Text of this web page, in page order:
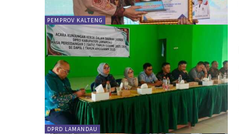
PEMPROV KALTENG
DPRD LAMANDAU